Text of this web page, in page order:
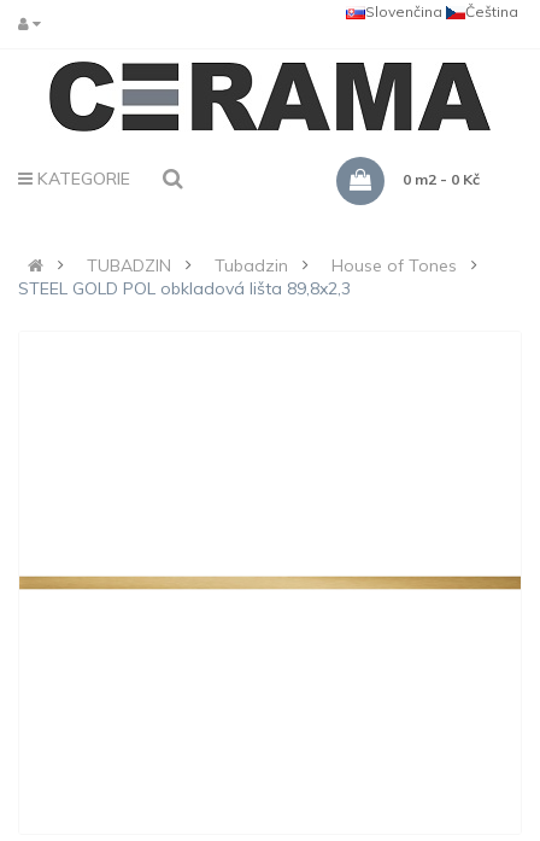
Čeština
Slovenčina
KATEGORIE 0 m2 - 0 Kč
TUBADZIN Tubadzin
House of Tones
STEEL GOLD POL obkladová lišta 89,8x2,3